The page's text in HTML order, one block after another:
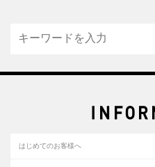
はじめてのお客様へ